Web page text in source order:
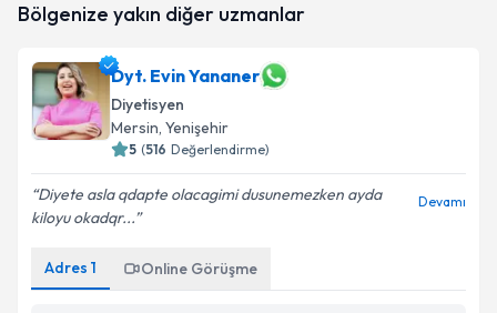
Bölgenize yakın diğer uzmanlar
Dyt. Evin Yananer
Diyetisyen
Mersin, Yenişehir
5 (516 Değerlendirme)
Diyete asla qdapte olacagimi dusunemezken ayda
kiloyu okadqr...
Devamı
Adres 1 Online Görüşme